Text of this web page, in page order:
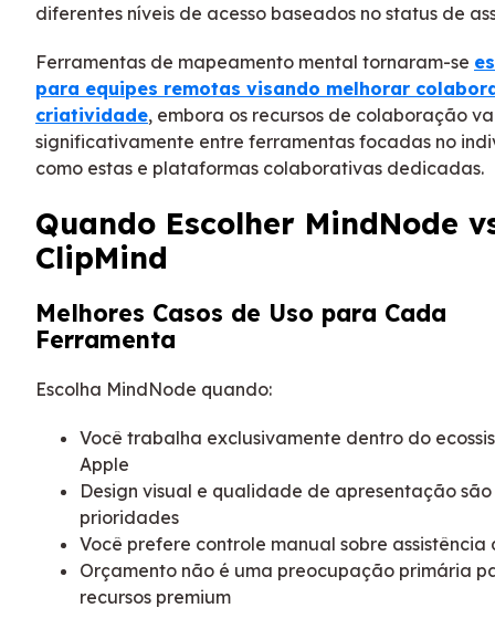
diferentes níveis de acesso baseados no status de
Ferramentas de mapeamento mental tornaram-se
para equipes remotas visando melhorar
criatividade, embora os recursos de colaboração
significativamente entre ferramentas focadas no
como estas e plataformas colaborativas dedicadas.
Quando Escolher MindNode
ClipMind
Melhores Casos de Uso para Cada
Ferramenta
Escolha MindNode quando:
Você trabalha exclusivamente dentro do
Apple
Design visual e qualidade de apresentação são
prioridades
Você prefere controle manual sobre assistência
Orçamento não é uma preocupação primária
recursos premium